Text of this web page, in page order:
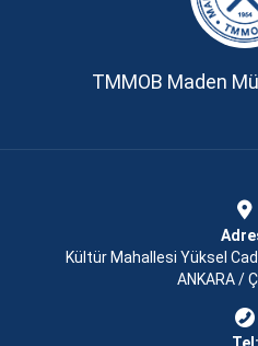
TMMOB Maden
Kültür Mahallesi Yüksel
ANKARA /